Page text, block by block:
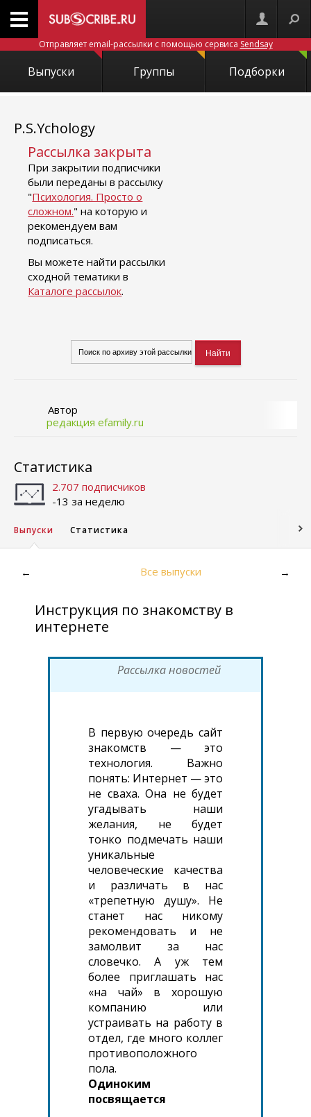
Отправляет email-рассылки с помощью сервиса Sendsay
Выпуски Группы Подборки
P.S.Ychology
Рассылка закрыта
При закрытии подписчики
были переданы в рассылку
"Психология. Просто о
сложном." на которую и
рекомендуем вам
подписаться.
Вы можете найти рассылки
сходной тематики в
Каталоге рассылок.
Автор
редакция efamily.ru
Статистика
2.707 подписчиков
-13 за неделю
Выпуски Статистика
← Все выпуски →
Инструкция по знакомству в
интернете
Рассылка новостей
В первую очередь сайт
знакомств — это
технология. Важно
понять: Интернет — это
не сваха. Она не будет
угадывать наши
желания, не будет
тонко подмечать наши
уникальные
человеческие качества
и различать в нас
«трепетную душу». Не
станет нас никому
рекомендовать и не
замолвит за нас
словечко. А уж тем
более приглашать нас
«на чай» в хорошую
компанию или
устраивать на работу в
отдел, где много коллег
противоположного
пола.
Одиноким
посвящается